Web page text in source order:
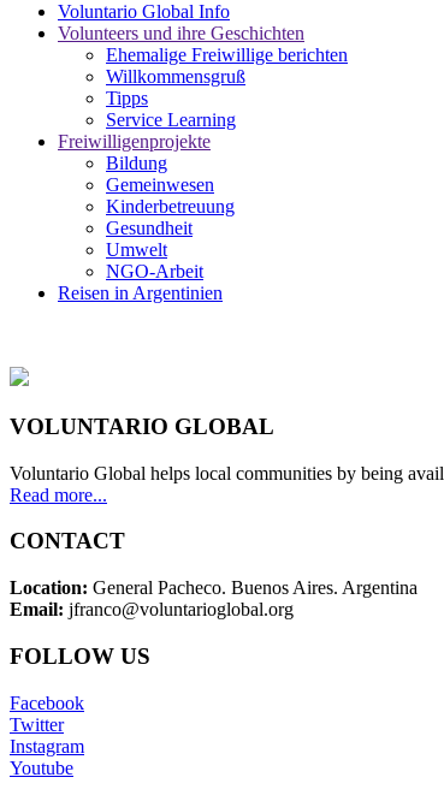
Voluntario Global Info
Volunteers und ihre Geschichten
Ehemalige Freiwillige berichten
Willkommensgruß
Tipps
Service Learning
Freiwilligenprojekte
Bildung
Gemeinwesen
Kinderbetreuung
Gesundheit
Umwelt
NGO-Arbeit
Reisen in Argentinien
VOLUNTARIO GLOBAL
Voluntario Global helps local communities by being
Read more...
CONTACT
Location: General Pacheco. Buenos Aires. Argentina
Email: jfranco@voluntarioglobal.org
FOLLOW US
Facebook
Twitter
Instagram
Youtube